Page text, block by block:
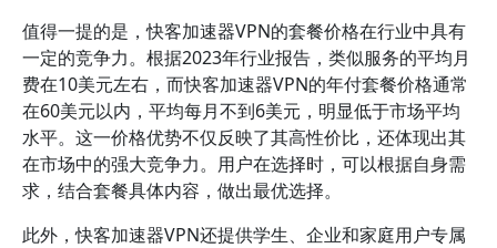
值得一提的是，快客加速器VPN的套餐价格在行业中具有
一定的竞争力。根据2023年行业报告，类似服务的平均月
费在10美元左右，而快客加速器VPN的年付套餐价格通常
在60美元以内，平均每月不到6美元，明显低于市场平均
水平。这一价格优势不仅反映了其高性价比，还体现出其
在市场中的强大竞争力。用户在选择时，可以根据自身需
求，结合套餐具体内容，做出最优选择。
此外，快客加速器VPN还提供学生、企业和家庭用户专属